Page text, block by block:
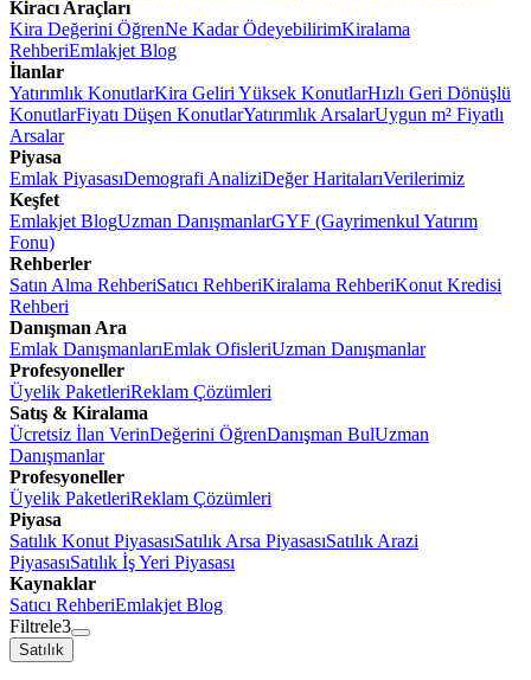
Kiracı Araçları
Kira Değerini ÖğrenNe Kadar ÖdeyebilirimKiralama
RehberiEmlakjet Blog
İlanlar
Yatırımlık KonutlarKira Geliri Yüksek KonutlarHızlı Geri Dönüşlü
KonutlarFiyatı Düşen KonutlarYatırımlık ArsalarUygun m² Fiyatlı
Arsalar
Piyasa
Emlak PiyasasıDemografi AnaliziDeğer HaritalarıVerilerimiz
Keşfet
Emlakjet BlogUzman DanışmanlarGYF (Gayrimenkul Yatırım
Fonu)
Rehberler
Satın Alma RehberiSatıcı RehberiKiralama RehberiKonut Kredisi
Rehberi
Danışman Ara
Emlak DanışmanlarıEmlak OfisleriUzman Danışmanlar
Profesyoneller
Üyelik PaketleriReklam Çözümleri
Satış & Kiralama
Ücretsiz İlan VerinDeğerini ÖğrenDanışman BulUzman
Danışmanlar
Profesyoneller
Üyelik PaketleriReklam Çözümleri
Piyasa
Satılık Konut PiyasasıSatılık Arsa PiyasasıSatılık Arazi
PiyasasıSatılık İş Yeri Piyasası
Kaynaklar
Satıcı RehberiEmlakjet Blog
Filtrele3
Satılık